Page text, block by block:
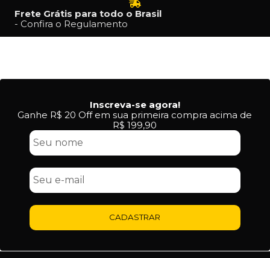
Frete Grátis para todo o Brasil
- Confira o Regulamento
Inscreva-se agora!
Ganhe R$ 20 Off em sua primeira compra acima de
R$ 199,90
CADASTRAR